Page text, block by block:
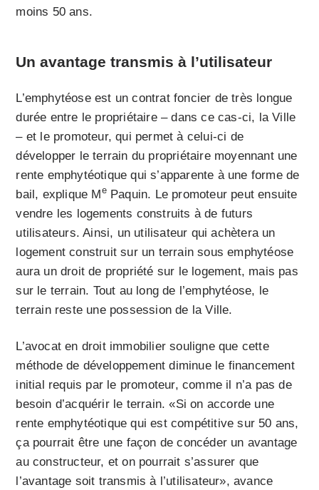
moins 50 ans.
Un avantage transmis à l’utilisateur
L’emphytéose est un contrat foncier de très longue
durée entre le propriétaire – dans ce cas-ci, la Ville
– et le promoteur, qui permet à celui-ci de
développer le terrain du propriétaire moyennant une
rente emphytéotique qui s’apparente à une forme de
bail, explique MePaquin. Le promoteur peut ensuite
vendre les logements construits à de futurs
utilisateurs. Ainsi, un utilisateur qui achètera un
logement construit sur un terrain sous emphytéose
aura un droit de propriété sur le logement, mais pas
sur le terrain. Tout au long de l’emphytéose, le
terrain reste une possession de la Ville.
L’avocat en droit immobilier souligne que cette
méthode de développement diminue le financement
initial requis par le promoteur, comme il n’a pas de
besoin d’acquérir le terrain. «Si on accorde une
rente emphytéotique qui est compétitive sur 50 ans,
ça pourrait être une façon de concéder un avantage
au constructeur, et on pourrait s’assurer que
l’avantage soit transmis à l’utilisateur», avance